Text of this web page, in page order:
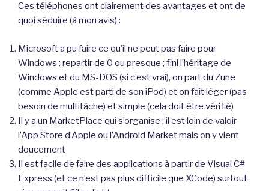
Ces téléphones ont clairement des avantages et ont de
quoi séduire (à mon avis) :
Microsoft a pu faire ce qu’il ne peut pas faire pour
Windows : repartir de 0 ou presque ; fini l’héritage de
Windows et du MS-DOS (si c’est vrai), on part du Zune
(comme Apple est parti de son iPod) et on fait léger (pas
besoin de multitâche) et simple (cela doit être vérifié)
Il y a un MarketPlace qui s’organise ; il est loin de valoir
l’App Store d’Apple ou l’Android Market mais on y vient
doucement
Il est facile de faire des applications à partir de Visual C#
Express (et ce n’est pas plus difficile que XCode) surtout